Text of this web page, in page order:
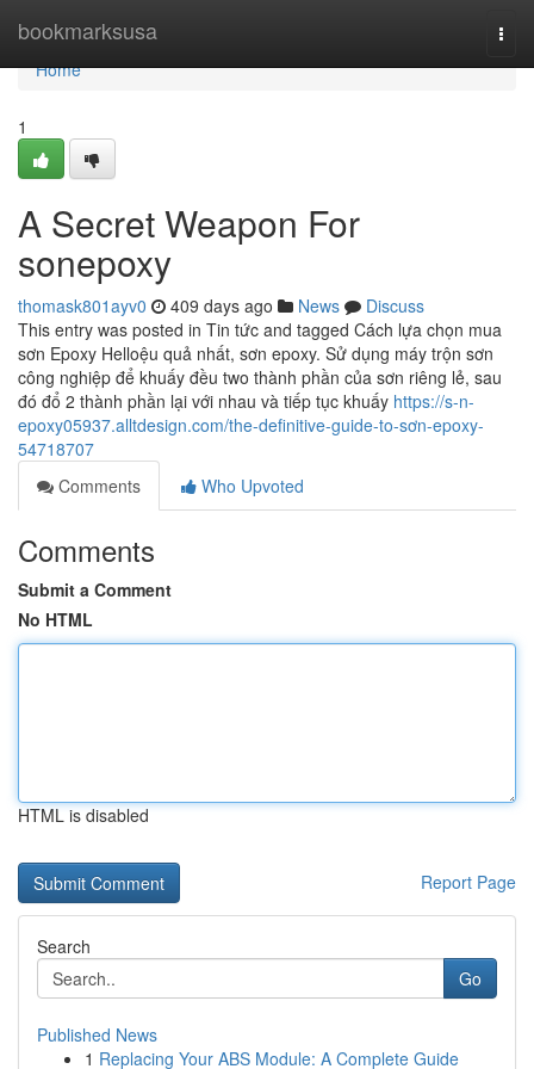
bookmarksusa
Home
Home
1
A Secret Weapon For
sonepoxy
thomask801ayv0 409 days ago News
Discuss
This entry was posted in Tin tức and tagged Cách lựa chọn mua
sơn Epoxy Helloệu quả nhất, sơn epoxy. Sử dụng máy trộn sơn
công nghiệp để khuấy đều two thành phần của sơn riêng lẻ, sau
đó đổ 2 thành phần lại với nhau và tiếp tục khuấy https://s-n-
epoxy05937.alltdesign.com/the-definitive-guide-to-sơn-epoxy-
54718707
Comments
Who Upvoted
Comments
Submit a Comment
No HTML
HTML is disabled
Report Page
Search
Go
Published News
1 Replacing Your ABS Module: A Complete Guide